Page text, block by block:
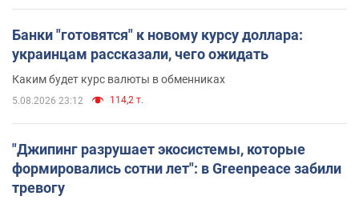
Банки "готовятся" к новому курсу доллара:
украинцам рассказали, чего ожидать
Каким будет курс валюты в обменниках
5.08.2026 23:12 114,2 т.
"Джипинг разрушает экосистемы, которые
формировались сотни лет": в Greenpeace забили
тревогу